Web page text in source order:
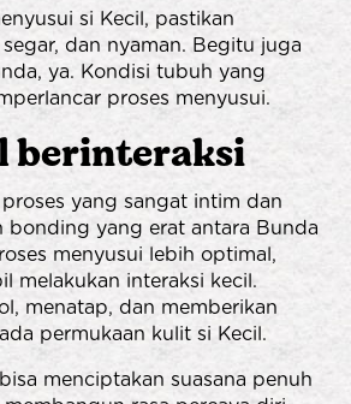
si Kecil, pastikan
dan nyaman. Begitu juga
ya. Kondisi tubuh yang
proses menyusui.
berinteraksi
yang sangat intim dan
bonding yang erat antara Bunda
menyusui lebih optimal,
melakukan interaksi kecil.
menatap, dan memberikan
permukaan kulit si Kecil.
menciptakan suasana penuh